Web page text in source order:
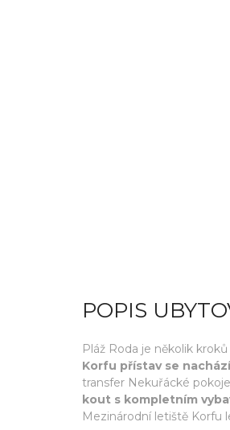
POPIS
Pláž Roda je několik
Korfu přístav se
transfer Nekuřácké
kout s kompletním
Mezinárodní letiště Korfu